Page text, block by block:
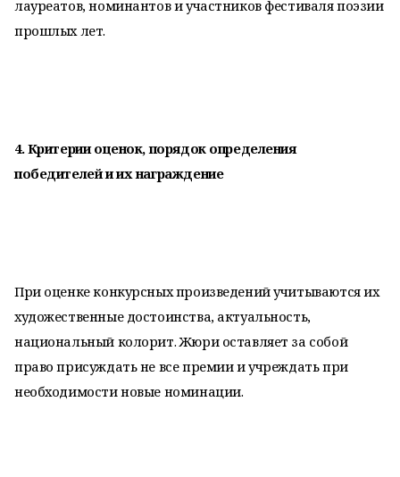
лауреатов, номинантов и участников фестиваля поэзии
прошлых лет.
4. Критерии оценок, порядок определения
победителей и их награждение
При оценке конкурсных произведений учитываются их
художественные достоинства, актуальность,
национальный колорит. Жюри оставляет за собой
право присуждать не все премии и учреждать при
необходимости новые номинации.